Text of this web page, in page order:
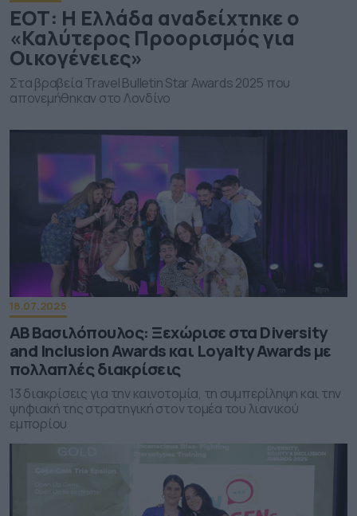
ΕΟΤ: Η Ελλάδα αναδείχτηκε ο
«Καλύτερος Προορισμός για
Οικογένειες»
Στα βραβεία Travel Bulletin Star Awards 2025 που
απονεμήθηκαν στο Λονδίνο
18.07.2025
ΑΒ Βασιλόπουλος: Ξεχώρισε στα Diversity
and Inclusion Awards και Loyalty Awards με
πολλαπλές διακρίσεις
13 διακρίσεις για την καινοτομία, τη συμπερίληψη και την
ψηφιακή της στρατηγική στον τομέα του λιανικού
εμπορίου